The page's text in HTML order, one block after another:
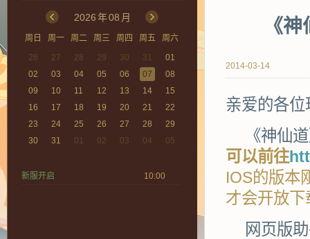
2026年08 月
周日 周一 周二 周三 周四 周五
周六
26
27 28 29 30 31
01
02
03 04 05 06 07
08
09
10 11 12 13 14
15
16
17 18 19 20 21
22
23
24 25 26 27 28
29
30
31 01 02 03 04 05
新服开启 10:00
《
2014-03-14
亲爱的各位
《神仙
可以前往
IOS的版本
才会开放下
网页版